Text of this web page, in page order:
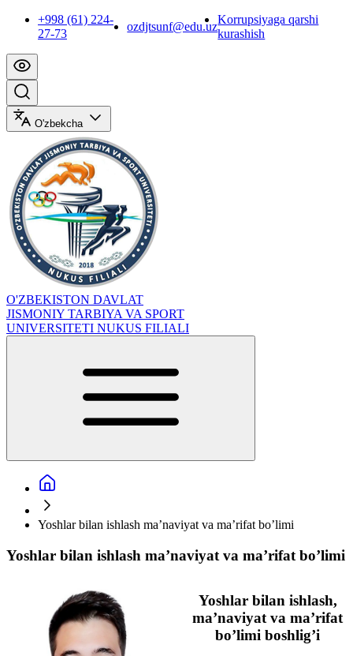
+998 (61) 224-
27-73
ozdjtsunf@edu.uz
Korrupsiyaga qarshi
kurashish
O'zbekcha
O'ZBEKISTON DAVLAT
JISMONIY TARBIYA VA SPORT
UNIVERSITETI NUKUS FILIALI
Yoshlar bilan ishlash ma’naviyat va ma’rifat bo’limi
Yoshlar bilan ishlash ma’naviyat va ma’rifat bo’limi
Yoshlar bilan ishlash,
ma’naviyat va ma’rifat
bo’limi boshlig’i